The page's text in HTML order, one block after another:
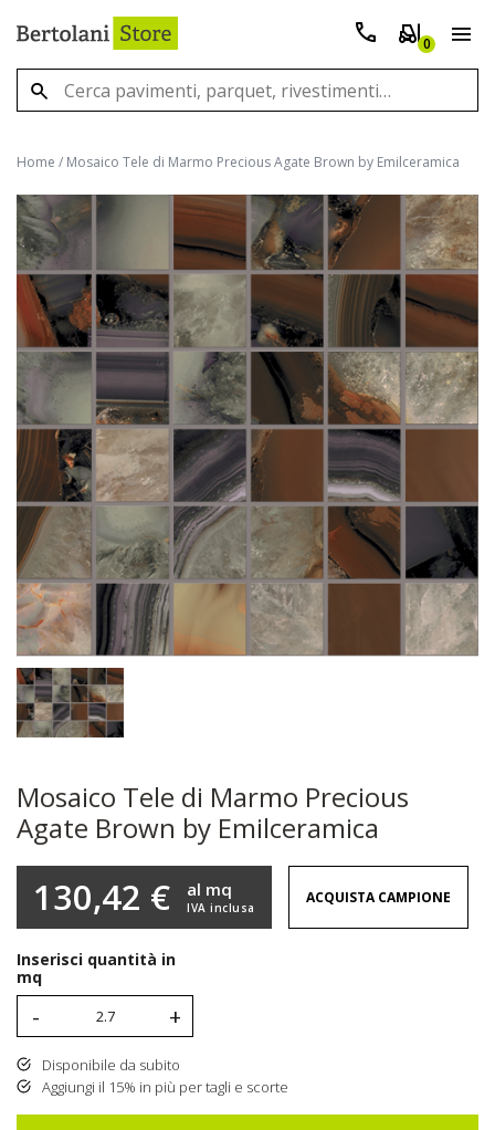
0
Home / Mosaico Tele di Marmo Precious Agate Brown by Emilceramica
Mosaico Tele di Marmo Precious
Agate Brown by Emilceramica
130,42 € IVA inclusa
al mq ACQUISTA CAMPIONE
Inserisci quantità in
mq
- +
Disponibile da subito
Aggiungi il 15% in più per tagli e scorte